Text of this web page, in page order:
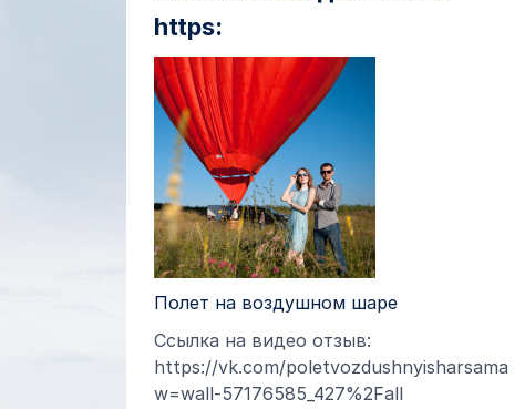
https:
Полет на воздушном шаре
Ссылка на видео отзыв:
https://vk.com/poletvozdushnyisharsamara?
w=wall-57176585_427%2Fall